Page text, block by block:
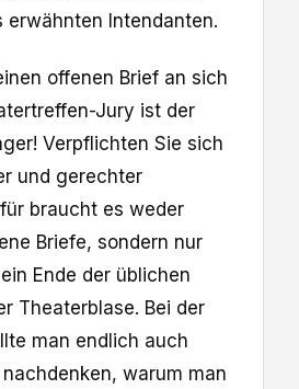
erwähnten Intendanten.
offenen Brief an sich
Jury ist der
Verpflichten Sie sich
und gerechter
braucht es weder
Briefe, sondern nur
Ende der üblichen
Theaterblase. Bei der
man endlich auch
warum man